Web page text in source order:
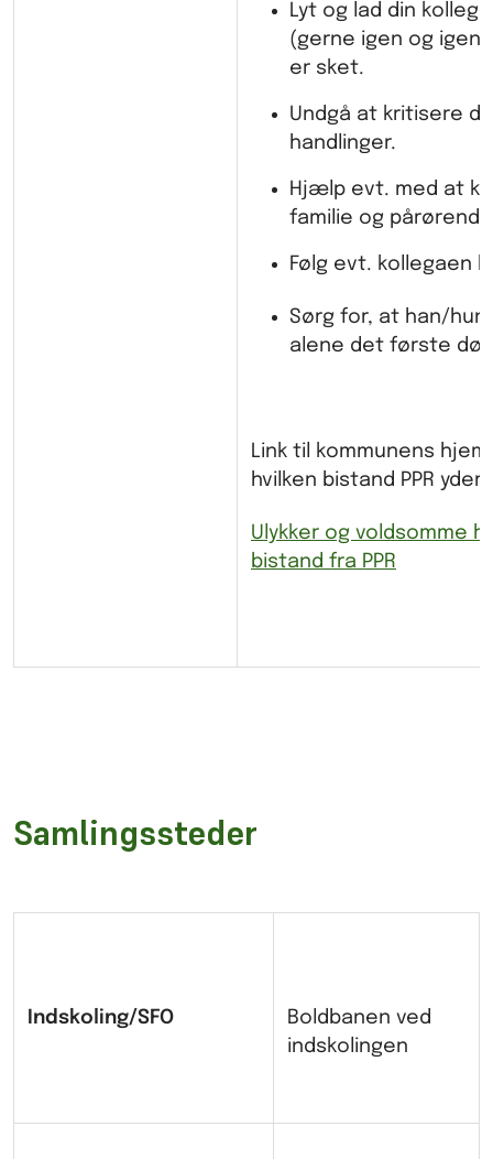
Lyt og lad din
(gerne igen og
er sket.
Undgå at kritisere
handlinger.
Hjælp evt. med at
familie og
Følg evt. kollegaen
Sørg for, at han/hun
alene det første
Link til kommunens
hvilken bistand PPR yder:
Ulykker og voldsomme
bistand fra PPR
Samlingssteder
Indskoling/SFO
Boldbanen ved
indskolingen